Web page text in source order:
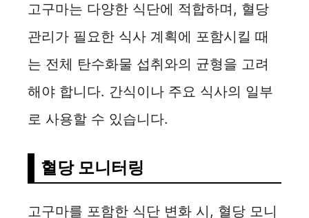
고구마는 다양한 식단에 적합하며, 혈당
관리가 필요한 식사 계획에 포함시킬 때
는 전체 탄수화물 섭취와의 균형을 고려
해야 합니다. 간식이나 주요 식사의 일부
로 사용할 수 있습니다.
혈당 모니터링
고구마를 포함한 식단 변화 시, 혈당 모니